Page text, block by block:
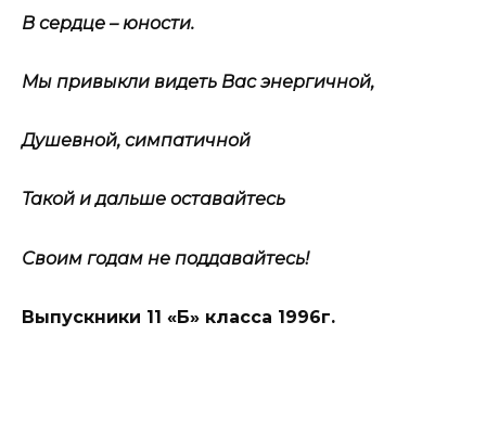
В сердце – юности.
Мы привыкли видеть Вас энергичной,
Душевной, симпатичной
Такой и дальше оставайтесь
Своим годам не поддавайтесь!
Выпускники 11 «Б» класса 1996г.